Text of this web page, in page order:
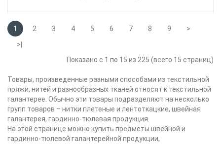
1 2 3 4 5 6 7 8 9
>
>|
Показано с 1 по 15 из 225 (всего 15 страниц)
Товары, произведенные разными способами из текстильной
пряжи, нитей и разнообразных тканей относят к текстильной
галантерее. Обычно эти товары подразделяют на несколько
групп товаров – нитки плетеные и лентоткацкие, швейная
галантерея, гардинно-тюлевая продукция.
На этой странице можно купить предметы швейной и
гардинно-тюлевой галантерейной продукции,